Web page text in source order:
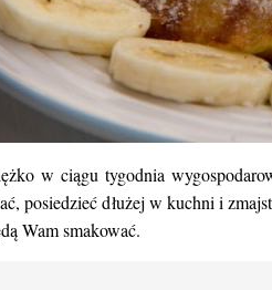
w ciągu tygodnia
posiedzieć dłużej w kuchni i
Wam smakować.